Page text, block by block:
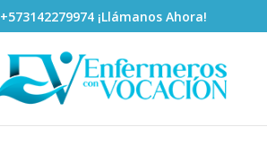
+573142279974 ¡Llámanos Ahora!